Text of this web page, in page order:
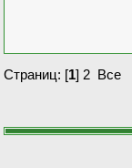
Страниц: [1] 2 Все